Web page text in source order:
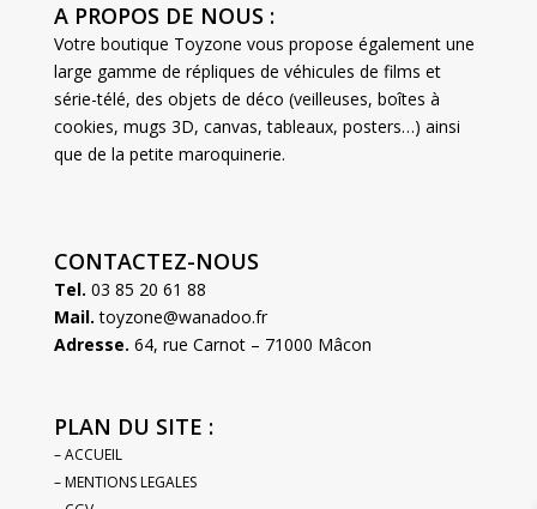
A PROPOS DE NOUS :
Votre boutique Toyzone vous propose également une
large gamme de répliques de véhicules de films et
série-télé, des objets de déco (veilleuses, boîtes à
cookies, mugs 3D, canvas, tableaux, posters…) ainsi
que de la petite maroquinerie.
CONTACTEZ-NOUS
Tel. 03 85 20 61 88
Mail. toyzone@wanadoo.fr
Adresse. 64, rue Carnot – 71000 Mâcon
PLAN DU SITE :
– ACCUEIL
– MENTIONS LEGALES